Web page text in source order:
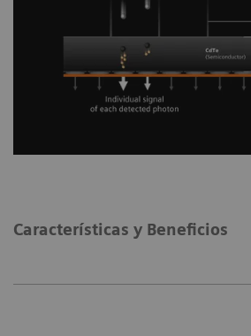
Características y Beneficios